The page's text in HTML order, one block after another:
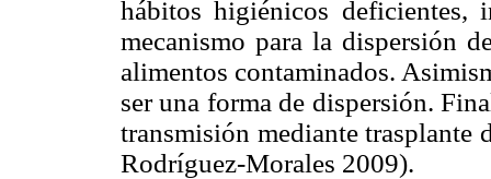
hábitos higiénicos deficientes,
mecanismo para la dispersión
alimentos contaminados.
ser una forma de dispersión.
transmisión mediante trasplante
Rodríguez-Morales 2009).